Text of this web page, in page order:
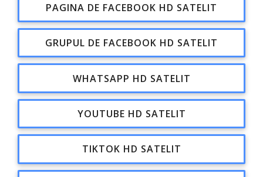
PAGINA DE FACEBOOK HD SATELIT
GRUPUL DE FACEBOOK HD SATELIT
WHATSAPP HD SATELIT
YOUTUBE HD SATELIT
TIKTOK HD SATELIT